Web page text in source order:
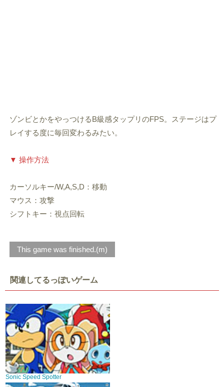
ゾンビとかをやっつけるB級感タップリのFPS。ステージはプ
レイする度に毎回変わるみたい。
▼ 操作方法
カーソルキー/W,A,S,D：移動
マウス：攻撃
シフトキー：視点回転
This game was finished.(m)
関連してるっぽいゲーム
Sonic Speed Spotter